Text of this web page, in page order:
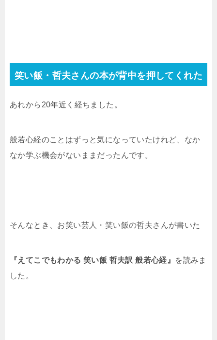
笑い飯・哲夫さんの本が背中を押してくれた
あれから20年近く経ちました。
般若心経のことはずっと気になっていたけれど、なか
なか学ぶ機会がないままだったんです。
そんなとき、お笑い芸人・笑い飯の哲夫さんが書いた
『えてこでもわかる 笑い飯 哲夫訳 般若心経』
を読みま
した。